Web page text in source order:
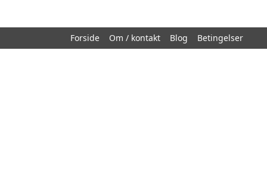
Forside Om / kontakt Blog Betingelser